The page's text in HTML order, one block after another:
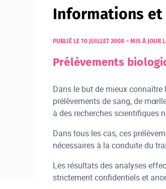
Informations
PUBLIÉ LE 10 JUILLET 2008 – MIS À JOUR
Prélèvements
Dans le but de mieux
prélèvements de sang, de
à des recherches scientifiques
Dans tous les cas, ces
nécessaires à la conduite du
Les résultats des analyses
strictement confidentiels et